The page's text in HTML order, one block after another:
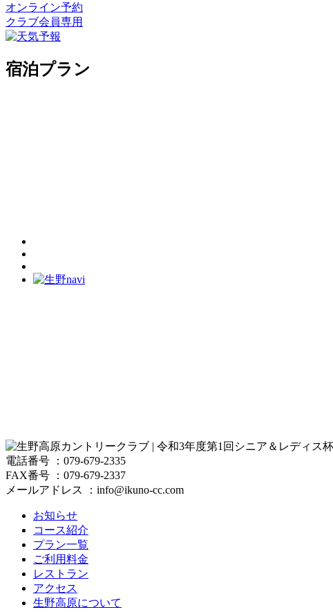
オンライン予約
クラブ会員専用
宿泊プラン
電話番号 ：079-679-2335
FAX番号 ：079-679-2337
メールアドレス ：info@ikuno-cc.com
お知らせ
コース紹介
プラン一覧
ご利用料金
レストラン
アクセス
生野高原について